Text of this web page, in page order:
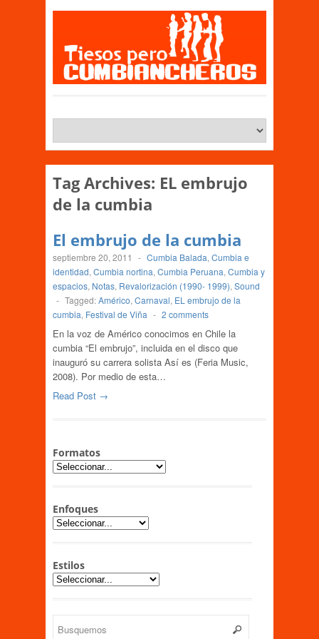
Tag Archives: EL embrujo
de la cumbia
El embrujo de la cumbia
septiembre 20, 2011 - Cumbia Balada, Cumbia e
identidad, Cumbia nortina, Cumbia Peruana, Cumbia y
espacios, Notas, Revalorización (1990- 1999), Sound
- Tagged:Américo, Carnaval, EL embrujo de la
cumbia, Festival de Viña - 2 comments
En la voz de Américo conocimos en Chile la
cumbia “El embrujo”, incluida en el disco que
inauguró su carrera solista Así es (Feria Music,
2008). Por medio de esta…
Read Post →
Formatos
Enfoques
Estilos